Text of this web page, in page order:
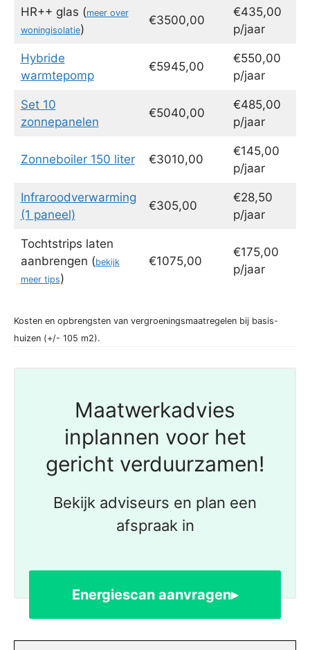
HR++ glas (meer over
woningisolatie)
€3500,00
€435,00
p/jaar
Hybride
warmtepomp
€5945,00
€550,00
p/jaar
Set 10
zonnepanelen
€5040,00
€485,00
p/jaar
Zonneboiler 150 liter €3010,00
€145,00
p/jaar
Infraroodverwarming
(1 paneel)
€305,00
€28,50
p/jaar
Tochtstrips laten
aanbrengen (bekijk
meer tips)
€1075,00
€175,00
p/jaar
Kosten en opbrengsten van vergroeningsmaatregelen bij basis-
huizen (+/- 105 m2).
Maatwerkadvies
inplannen voor het
gericht verduurzamen!
Bekijk adviseurs en plan een
afspraak in
Energiescan aanvragen▸